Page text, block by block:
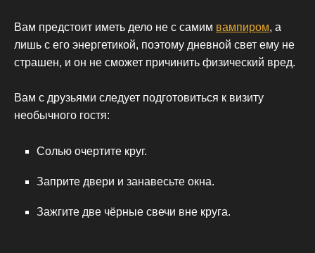
Вам предстоит иметь дело не с самим вампиром, а
лишь с его энергетикой, поэтому дневной свет ему не
страшен, и он не сможет причинить физический вред.
Вам с друзьями следует подготовиться к визиту
необычного гостя:
Солью очертите круг.
Заприте двери и занавесьте окна.
Зажгите две чёрные свечи вне круга.